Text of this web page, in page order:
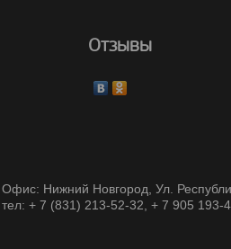
Отзывы
Офис: Нижний Новгород, Ул.
тел: + 7 (831) 213-52-32, + 7 905 193-